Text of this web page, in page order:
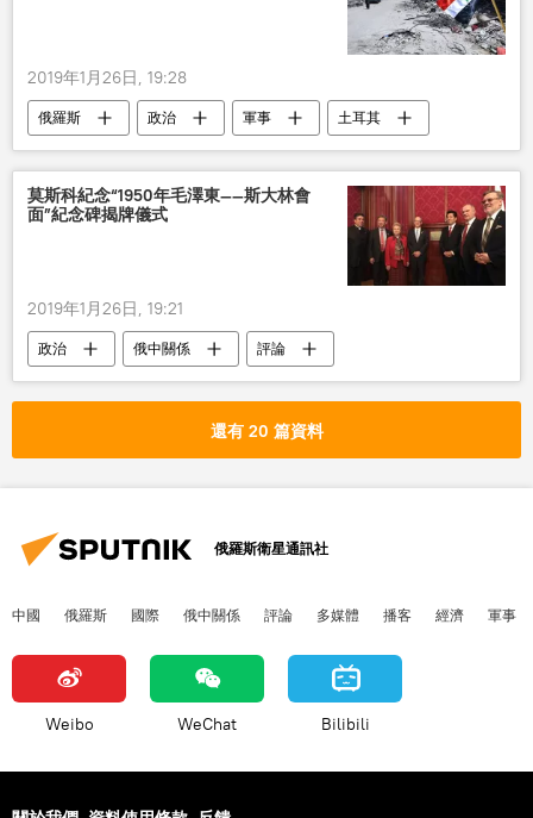
2019年1月26日, 19:28
俄羅斯 政治 軍事
土耳其
敘利亞
謝爾蓋•拉夫羅夫
主權
領土完整
敘利亞局勢
莫斯科紀念“1950年毛澤東——斯大林會
面”紀念碑揭牌儀式
2019年1月26日, 19:21
政治 俄中關係
評論
中俄建交70週年
中國 俄羅斯
還有 20 篇資料
俄羅斯衛星通訊社
中國 俄羅斯 國際 俄中關係 評論 多媒體 播客 經濟 軍事
Weibo WeChat Bilibili